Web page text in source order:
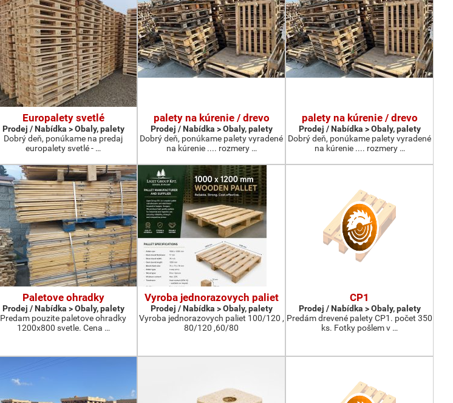
Europalety svetlé
Prodej / Nabídka > Obaly, palety
Dobrý deň, ponúkame na predaj
europalety svetlé - …
palety na kúrenie / drevo
Prodej / Nabídka > Obaly, palety
Dobrý deň, ponúkame palety vyradené
na kúrenie .... rozmery …
palety na kúrenie / drevo
Prodej / Nabídka > Obaly, palety
Dobrý deň, ponúkame palety vyradené
na kúrenie .... rozmery …
Paletove ohradky
Prodej / Nabídka > Obaly, palety
Predam pouzite paletove ohradky
1200x800 svetle. Cena …
Vyroba jednorazovych paliet
Prodej / Nabídka > Obaly, palety
Vyroba jednorazovych paliet 100/120 ,
80/120 ,60/80
CP1
Prodej / Nabídka > Obaly, palety
Predám drevené palety CP1. počet 350
ks. Fotky pošlem v …